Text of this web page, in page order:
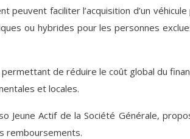
faciliter l’acquisition d’un
ou hybrides pour les personnes
de réduire le coût global du
et locales.
Actif de la Société Générale,
remboursements.